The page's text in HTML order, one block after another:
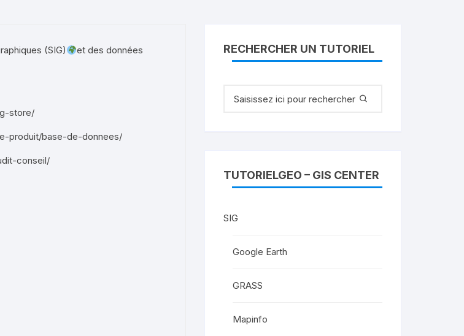
(SIG)
et des données
store/
produit/base-de-donnees/
conseil/
RECHERCHER UN TUTORIEL
pour
TUTORIELGEO – GIS CENTER
SIG
Google Earth
GRASS
Mapinfo